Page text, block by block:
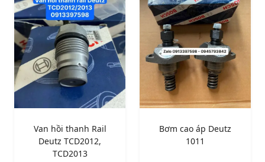
Van hồi thanh Rail
Deutz TCD2012,
TCD2013
Bơm cao áp Deutz
1011